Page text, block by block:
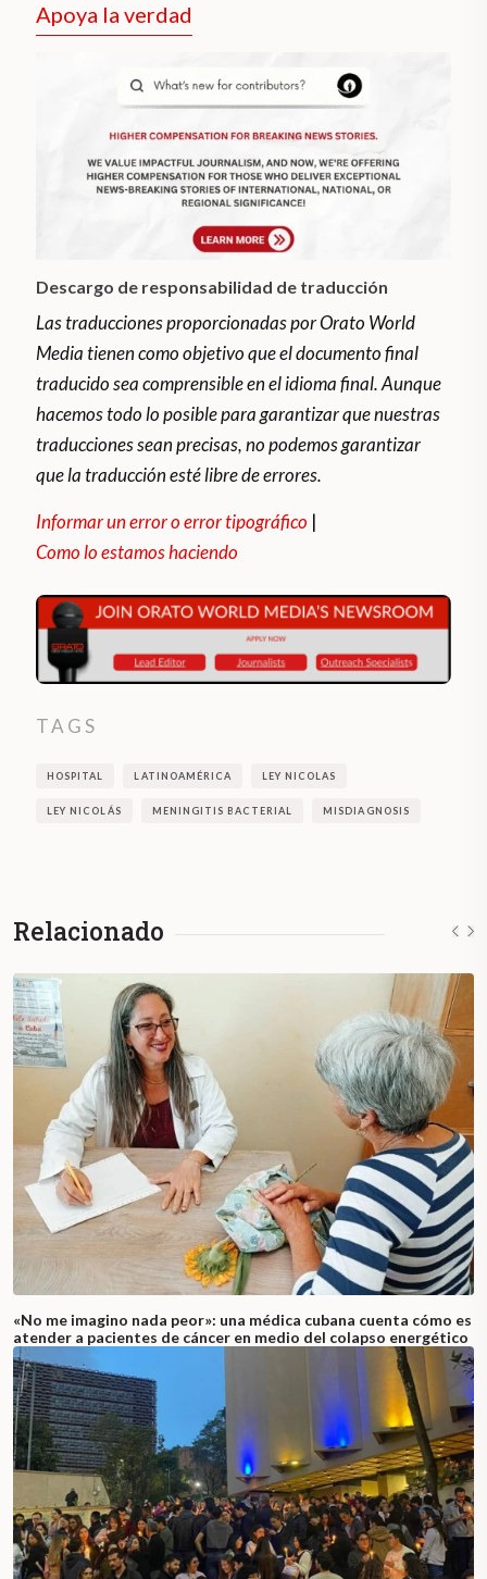
Apoya la verdad
Descargo de responsabilidad de traducción
Las traducciones proporcionadas por Orato World
Media tienen como objetivo que el documento final
traducido sea comprensible en el idioma final. Aunque
hacemos todo lo posible para garantizar que nuestras
traducciones sean precisas, no podemos garantizar
que la traducción esté libre de errores.
Informar un error o error tipográfico |
Como lo estamos haciendo
TAGS
HOSPITAL LATINOAMÉRICA LEY NICOLAS
LEY NICOLÁS MENINGITIS BACTERIAL MISDIAGNOSIS
Relacionado
«No me imagino nada peor»: una médica cubana cuenta cómo es
atender a pacientes de cáncer en medio del colapso energético